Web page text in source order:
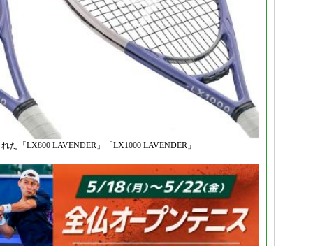
「LX800 LAVENDER」「LX1000 LAVENDER」